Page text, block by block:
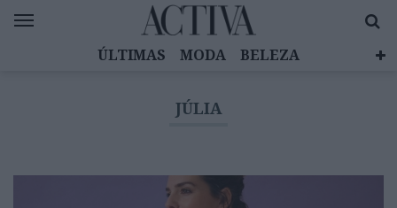
ÚLTIMAS MODA
BELEZA
MULHERES INSPIRADORAS
JÚLIA